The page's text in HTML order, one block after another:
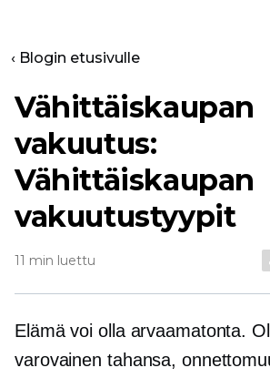
‹ Blogin etusivulle
Vähittäiskaupan
vakuutus:
Vähittäiskaupan
vakuutustyypit
11 min luettu
Elämä voi olla arvaamatonta.
varovainen tahansa,